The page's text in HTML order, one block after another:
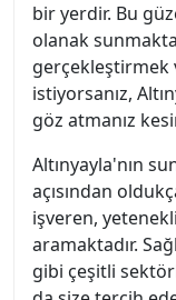
bir yerdir. Bu
olanak
gerçekleştirmek
istiyorsanız,
göz atmanız
Altınyayla'nın
açısından
işveren,
aramaktadır.
gibi çeşitli